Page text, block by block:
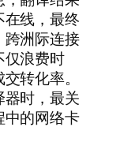
线，最终
洲际连接
仅浪费时
转化率。
时，最关
的网络卡